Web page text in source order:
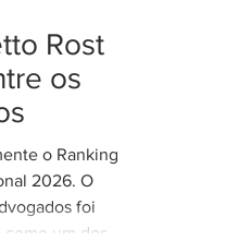
contou
Thomé
Gestão de
Parcerias e
Rost
os
o Ranking
2026. O
foi
um dos